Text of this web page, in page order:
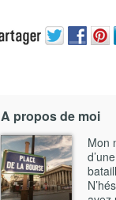
A propos de moi
Mon